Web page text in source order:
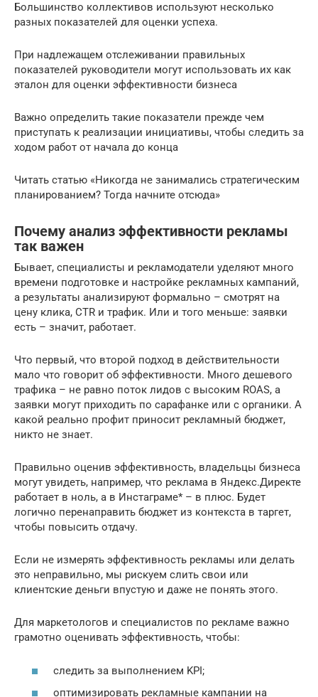
Большинство коллективов используют несколько
разных показателей для оценки успеха.
При надлежащем отслеживании правильных
показателей руководители могут использовать их как
эталон для оценки эффективности бизнеса
Важно определить такие показатели прежде чем
приступать к реализации инициативы, чтобы следить за
ходом работ от начала до конца
Читать статью «Никогда не занимались стратегическим
планированием? Тогда начните отсюда»
Почему анализ эффективности рекламы
так важен
Бывает, специалисты и рекламодатели уделяют много
времени подготовке и настройке рекламных кампаний,
а результаты анализируют формально – смотрят на
цену клика, CTR и трафик. Или и того меньше: заявки
есть – значит, работает.
Что первый, что второй подход в действительности
мало что говорит об эффективности. Много дешевого
трафика – не равно поток лидов с высоким ROAS, а
заявки могут приходить по сарафанке или с органики. А
какой реально профит приносит рекламный бюджет,
никто не знает.
Правильно оценив эффективность, владельцы бизнеса
могут увидеть, например, что реклама в Яндекс.Директе
работает в ноль, а в Инстаграме* – в плюс. Будет
логично перенаправить бюджет из контекста в таргет,
чтобы повысить отдачу.
Если не измерять эффективность рекламы или делать
это неправильно, мы рискуем слить свои или
клиентские деньги впустую и даже не понять этого.
Для маркетологов и специалистов по рекламе важно
грамотно оценивать эффективность, чтобы:
следить за выполнением KPI;
оптимизировать рекламные кампании на